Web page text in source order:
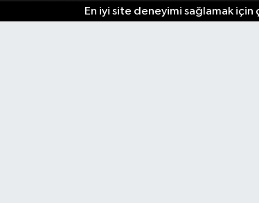
En iyi site deneyimi sağlamak